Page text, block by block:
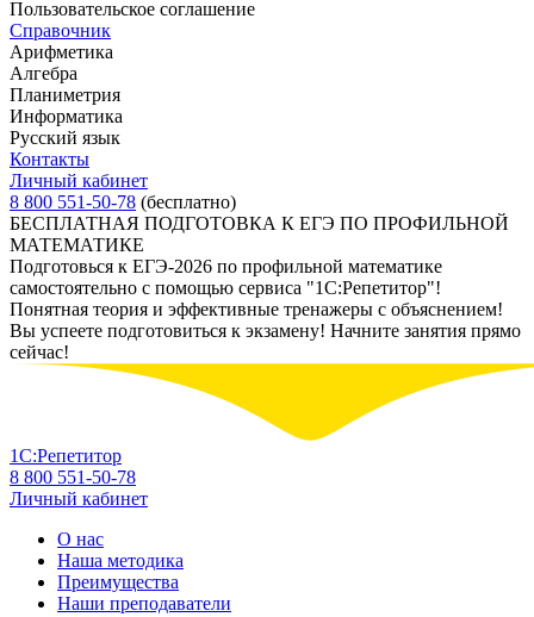
Пользовательское соглашение
Справочник
Арифметика
Алгебра
Планиметрия
Информатика
Русский язык
Контакты
Личный кабинет
8 800 551-50-78 (бесплатно)
БЕСПЛАТНАЯ ПОДГОТОВКА К ЕГЭ ПО ПРОФИЛЬНОЙ
МАТЕМАТИКЕ
Подготовься к ЕГЭ-2026 по профильной математике
самостоятельно с помощью сервиса "1С:Репетитор"!
Понятная теория и эффективные тренажеры с объяснением!
Вы успеете подготовиться к экзамену! Начните занятия прямо
сейчас!
1С:Репетитор
8 800 551-50-78
Личный кабинет
О нас
Наша методика
Преимущества
Наши преподаватели